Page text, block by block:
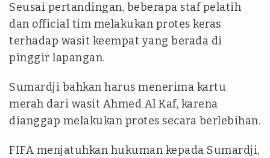
Seusai pertandingan, beberapa staf pelatih
dan official tim melakukan protes keras
terhadap wasit keempat yang berada di
pinggir lapangan.
Sumardji bahkan harus menerima kartu
merah dari wasit Ahmed Al Kaf, karena
dianggap melakukan protes secara berlebihan.
FIFA menjatuhkan hukuman kepada Sumardji,